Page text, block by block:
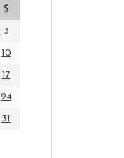
S
3
10
17
24
31